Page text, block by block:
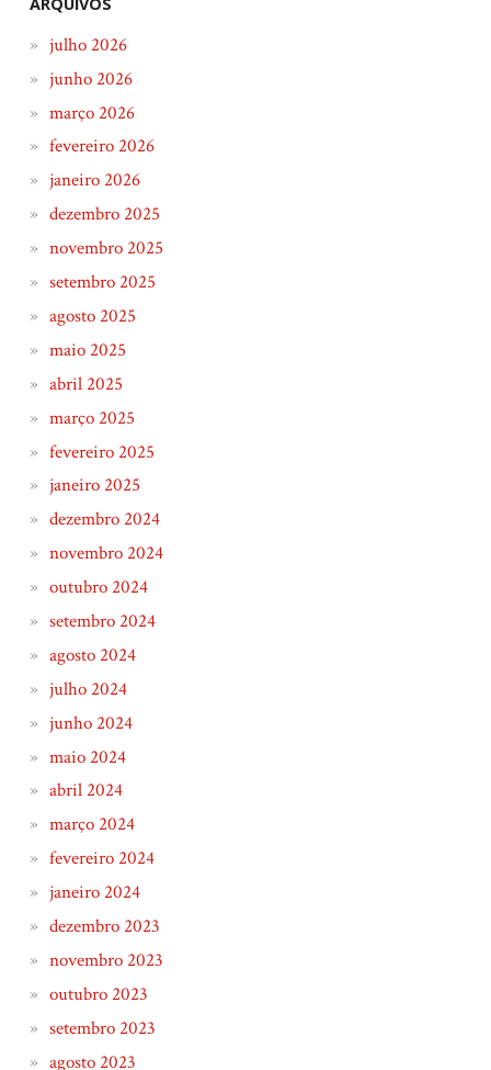
julho 2026
junho 2026
março 2026
fevereiro 2026
janeiro 2026
dezembro 2025
novembro 2025
setembro 2025
agosto 2025
maio 2025
abril 2025
março 2025
fevereiro 2025
janeiro 2025
dezembro 2024
novembro 2024
outubro 2024
setembro 2024
agosto 2024
julho 2024
junho 2024
maio 2024
abril 2024
março 2024
fevereiro 2024
janeiro 2024
dezembro 2023
novembro 2023
outubro 2023
setembro 2023
agosto 2023